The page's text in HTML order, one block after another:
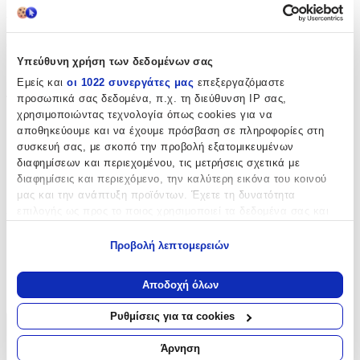
Υπεύθυνη χρήση των δεδομένων σας
Εμείς και οι 1022 συνεργάτες μας επεξεργαζόμαστε
προσωπικά σας δεδομένα, π.χ. τη διεύθυνση IP σας,
χρησιμοποιώντας τεχνολογία όπως cookies για να
αποθηκεύουμε και να έχουμε πρόσβαση σε πληροφορίες στη
συσκευή σας, με σκοπό την προβολή εξατομικευμένων
διαφημίσεων και περιεχομένου, τις μετρήσεις σχετικά με
διαφημίσεις και περιεχόμενο, την καλύτερη εικόνα του κοινού
μας και την ανάπτυξη προϊόντων. Έχετε τη δυνατότητα
Να συλλέξουμε πληροφορίες σχετικά με τη γεωγραφική
σας τοποθεσία, οι οποίες μπορεί να είναι ακριβείς σε
απόσταση μερικών μέτρων
Να αναγνωρίσουμε τη συσκευή σας σαρώνοντας ενεργά
για συγκεκριμένα χαρακτηριστικά (δακτυλικό αποτύπωμα)
Προβολή λεπτομερειών
Αποδοχή όλων
Ρυθμίσεις για τα cookies
Άρνηση
Χαρακτηριστικά
Τύπος:
Μπρελόκ
με Led:
Όχι
Pyramid International
Χαρακτηριστικά